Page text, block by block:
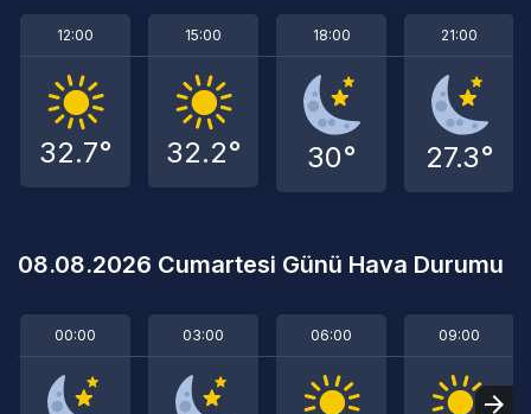
12:00
32.7°
15:00
32.2°
18:00
30°
21:00
27.3°
08.08.2026 Cumartesi Günü Hava Durumu
00:00 03:00 06:00 09:00